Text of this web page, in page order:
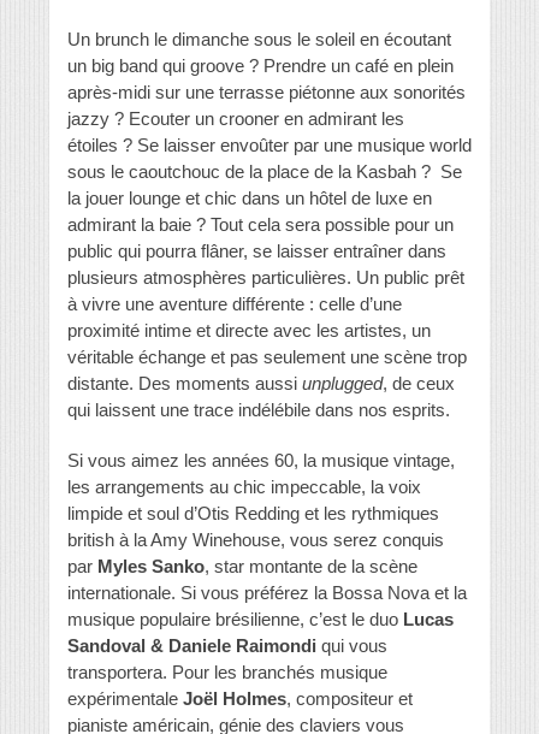
Un brunch le dimanche sous le soleil en écoutant
un big band qui groove ? Prendre un café en plein
après-midi sur une terrasse piétonne aux sonorités
jazzy ? Ecouter un crooner en admirant les
étoiles ? Se laisser envoûter par une musique world
sous le caoutchouc de la place de la Kasbah ? Se
la jouer lounge et chic dans un hôtel de luxe en
admirant la baie ? Tout cela sera possible pour un
public qui pourra flâner, se laisser entraîner dans
plusieurs atmosphères particulières. Un public prêt
à vivre une aventure différente : celle d’une
proximité intime et directe avec les artistes, un
véritable échange et pas seulement une scène trop
distante. Des moments aussi unplugged, de ceux
qui laissent une trace indélébile dans nos esprits.
Si vous aimez les années 60, la musique vintage,
les arrangements au chic impeccable, la voix
limpide et soul d’Otis Redding et les rythmiques
british à la Amy Winehouse, vous serez conquis
par Myles Sanko, star montante de la scène
internationale. Si vous préférez la Bossa Nova et la
musique populaire brésilienne, c’est le duo Lucas
Sandoval & Daniele Raimondi qui vous
transportera. Pour les branchés musique
expérimentale Joël Holmes, compositeur et
pianiste américain, génie des claviers vous